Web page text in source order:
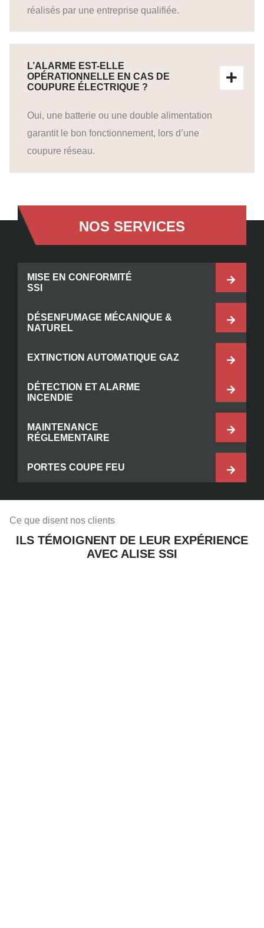
réalisés par une entreprise qualifiée.
L’ALARME EST-ELLE
OPÉRATIONNELLE EN CAS DE
COUPURE ÉLECTRIQUE ?
Oui, une batterie ou une double alimentation
garantit le bon fonctionnement, lors d’une
coupure réseau.
NOS SERVICES
MISE EN CONFORMITÉ
SSI
DÉSENFUMAGE MÉCANIQUE &
NATUREL
EXTINCTION AUTOMATIQUE GAZ
DÉTECTION ET ALARME
INCENDIE
MAINTENANCE
RÉGLEMENTAIRE
PORTES COUPE FEU
Ce que disent nos clients
ILS TÉMOIGNENT DE LEUR EXPÉRIENCE
AVEC ALISE SSI